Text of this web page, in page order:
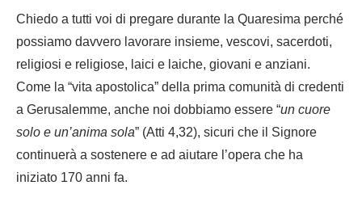
Chiedo a tutti voi di pregare durante la Quaresima perché
possiamo davvero lavorare insieme, vescovi, sacerdoti,
religiosi e religiose, laici e laiche, giovani e anziani.
Come la “vita apostolica” della prima comunità di credenti
a Gerusalemme, anche noi dobbiamo essere “un cuore
solo e un’anima sola” (Atti 4,32), sicuri che il Signore
continuerà a sostenere e ad aiutare l’opera che ha
iniziato 170 anni fa.